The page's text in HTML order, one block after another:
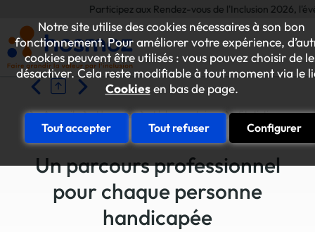
Notre site utilise des cookies nécessaires à son bon
fonctionnement. Pour améliorer votre expérience,
cookies peuvent être utilisés : vous pouvez choisir de
désactiver. Cela reste modifiable à tout moment via le
Cookiesen bas de page.
Tout accepter Tout refuser Configurer
Participez aux Rendez-vous de l'Inclusion 2026,
Accueil Hosmoz L'observatoire Statistiques -
Un parcours professionnel
pour chaque personne
handicapée